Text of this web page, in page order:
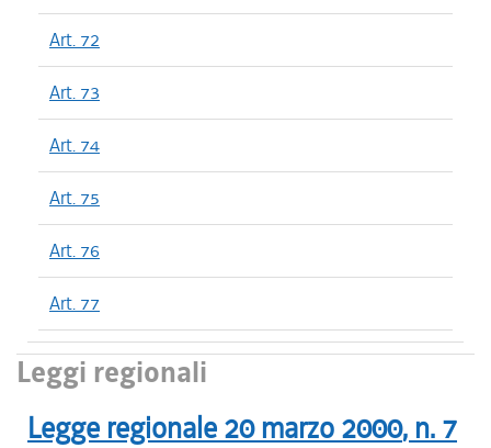
Art. 72
Art. 73
Art. 74
Art. 75
Art. 76
Art. 77
Leggi regionali
Legge regionale 20 marzo 2000, n. 7